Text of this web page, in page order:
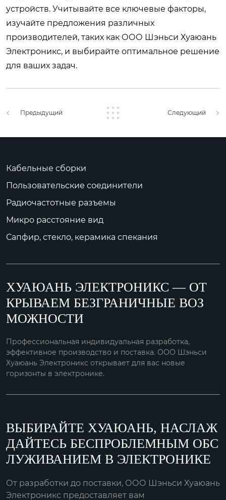
устройств. Учитывайте все ключевые факторы,
изучайте предложения различных
производителей, таких как ООО Шэньси Хуаюань
Электроникс, и выбирайте оптимальное решение
для ваших задач.
Предыдущий Следующий
Кабельные сборки
Пользовательские соединители
Радиочастотные разъемы
Микро расстояние вид
Сапфир, стекло, керамика спекания
ХУАЮАНЬ ЭЛЕКТРОНИКС — ОТ
КРЫВАЕМ БЕЗГРАНИЧНЫЕ ВОЗ
МОЖНОСТИ
Профессиональная индивидуальная разработка,
эффективное производство и поставка. ООО Шэньси
Хуаюань Электроникс открывает для вас новые
горизонты в электронике.
ВЫБИРАЙТЕ ХУАЮАНЬ, НАСЛАЖ
ДАЙТЕСЬ БЕСПРОБЛЕМНЫМ ОБС
ЛУЖИВАНИЕМ В ЭЛЕКТРОНИКЕ
От разработки до поставки, ООО Шэньси Хуаюань
Электроникс предоставляет вам